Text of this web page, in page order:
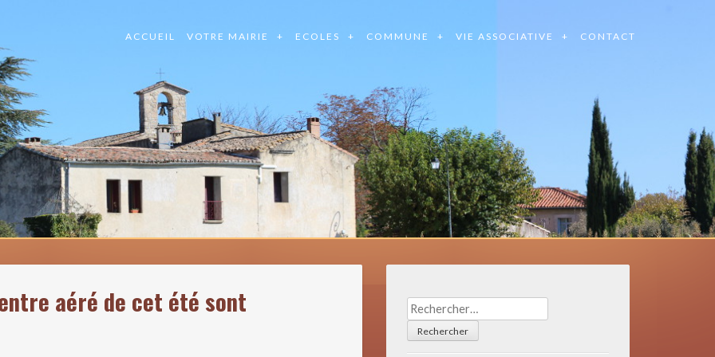
ACCUEIL VOTRE MAIRIE ECOLES COMMUNE VIE ASSOCIATIVE CONTACT
aéré de cet été sont
Rechercher :